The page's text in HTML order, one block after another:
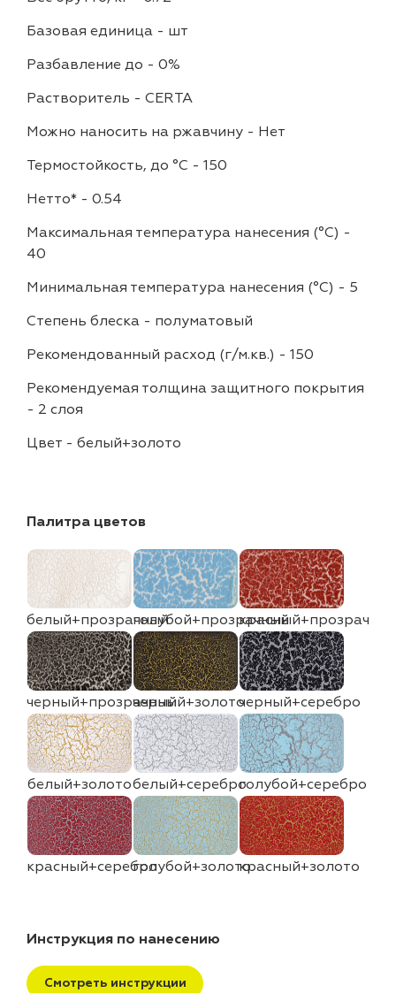
Базовая единица - шт
Разбавление до - 0%
Растворитель - CERTA
Можно наносить на ржавчину - Нет
Термостойкость, до °C - 150
Нетто* - 0.54
Максимальная температура нанесения (°С) -
40
Минимальная температура нанесения (°С) - 5
Степень блеска - полуматовый
Рекомендованный расход (г/м.кв.) - 150
Рекомендуемая толщина защитного покрытия
- 2 слоя
Цвет - белый+золото
Палитра цветов
белый+прозрачныйголубой+прозрачный
черный+прозрачныйчерный+золоточерный+серебро
белый+золотобелый+сереброголубой+серебро
красный+сереброголубой+золотокрасный+золото
Инструкция по нанесению
Смотреть инструкции